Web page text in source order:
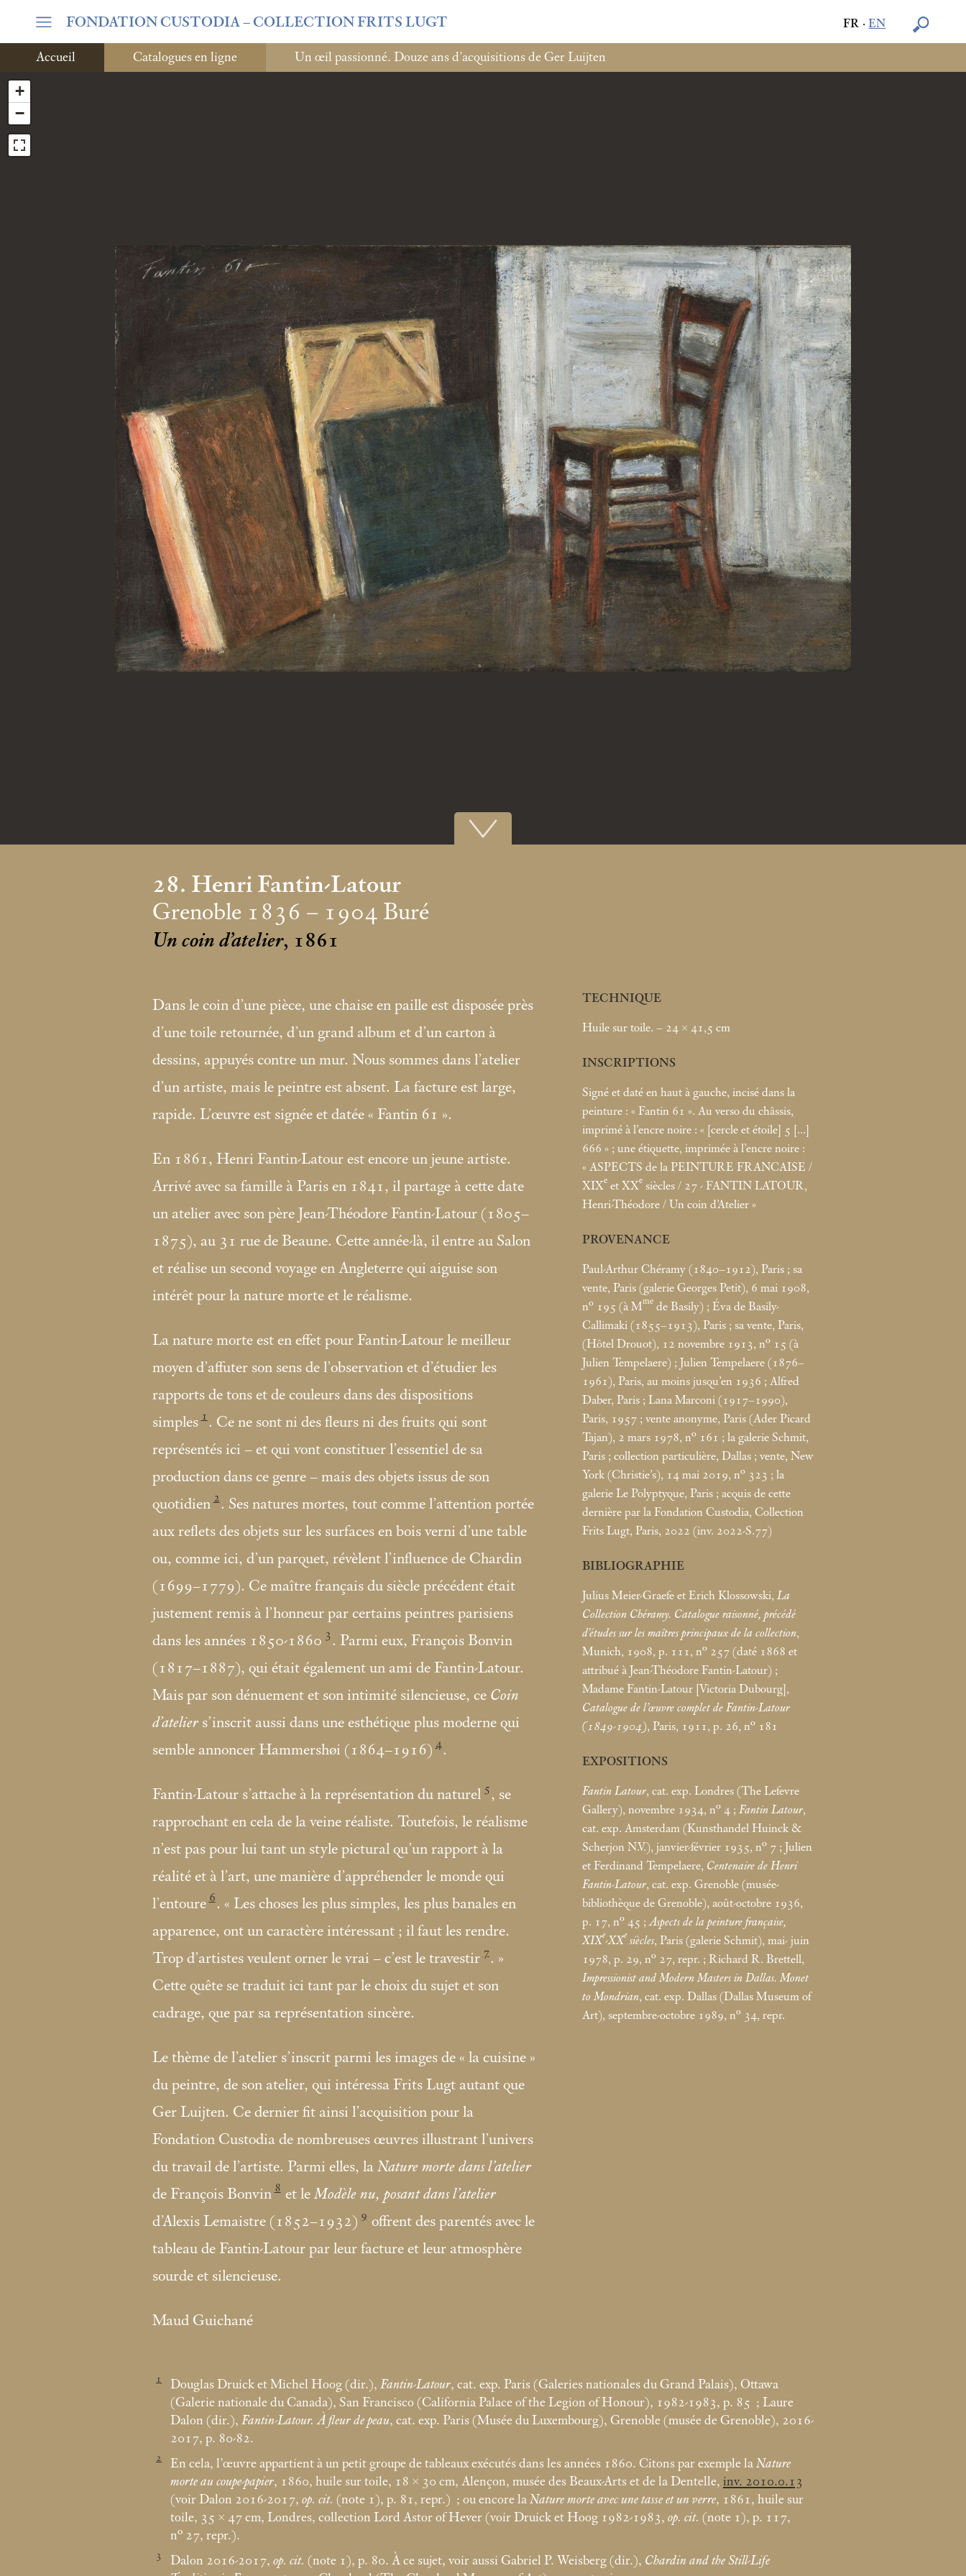
FR ·EN
FONDATION CUSTODIA– COLLECTION FRITS LUGT
Accueil Catalogues en ligne Un œil passionné. Douze ans d’acquisitions de Ger Luijten
+
−
28. Henri Fantin-Latour
Grenoble 1836 – 1904 Buré
Un coin d’atelier, 1861
Dans le coin d’une pièce, une chaise en paille est disposée près
d’une toile retournée, d’un grand album et d’un carton à
dessins, appuyés contre un mur. Nous sommes dans l’atelier
d’un artiste, mais le peintre est absent. La facture est large,
rapide. L’œuvre est signée et datée « Fantin 61 ».
En 1861, Henri Fantin-Latour est encore un jeune artiste.
Arrivé avec sa famille à Paris en 1841, il partage à cette date
un atelier avec son père Jean-Théodore Fantin-Latour (1805–
1875), au 31 rue de Beaune. Cette année-là, il entre au Salon
et réalise un second voyage en Angleterre qui aiguise son
intérêt pour la nature morte et le réalisme.
La nature morte est en effet pour Fantin-Latour le meilleur
moyen d’affuter son sens de l’observation et d’étudier les
rapports de tons et de couleurs dans des dispositions
simples 1 . Ce ne sont ni des fleurs ni des fruits qui sont
représentés ici – et qui vont constituer l’essentiel de sa
production dans ce genre – mais des objets issus de son
quotidien 2. Ses natures mortes, tout comme l’attention portée
aux reflets des objets sur les surfaces en bois verni d’une table
ou, comme ici, d’un parquet, révèlent l’influence de Chardin
(1699–1779). Ce maître français du siècle précédent était
justement remis à l’honneur par certains peintres parisiens
dans les années 1850-1860 3 . Parmi eux, François Bonvin
(1817–1887), qui était également un ami de Fantin-Latour.
Mais par son dénuement et son intimité silencieuse, ce Coin
d’ateliers’inscrit aussi dans une esthétique plus moderne qui
semble annoncer Hammershøi (1864–1916) 4.
Fantin-Latour s’attache à la représentation du naturel 5, se
rapprochant en cela de la veine réaliste. Toutefois, le réalisme
n’est pas pour lui tant un style pictural qu’un rapport à la
réalité et à l’art, une manière d’appréhender le monde qui
l’entoure 6. « Les choses les plus simples, les plus banales en
apparence, ont un caractère intéressant ; il faut les rendre.
Trop d’artistes veulent orner le vrai – c’est le travestir 7. »
Cette quête se traduit ici tant par le choix du sujet et son
cadrage, que par sa représentation sincère.
Le thème de l’atelier s’inscrit parmi les images de « la cuisine »
du peintre, de son atelier, qui intéressa Frits Lugt autant que
Ger Luijten. Ce dernier fit ainsi l’acquisition pour la
Fondation Custodia de nombreuses œuvres illustrant l’univers
du travail de l’artiste. Parmi elles, la Nature morte dans l’atelier
de François Bonvin 8 et leModèle nu, posant dans l’atelier
d’Alexis Lemaistre (1852–1932) 9 offrent des parentés avec le
tableau de Fantin-Latour par leur facture et leur atmosphère
sourde et silencieuse.
Maud Guichané
TECHNIQUE
Huile sur toile. – 24 × 41,5 cm
INSCRIPTIONS
Signé et daté en haut à gauche, incisé dans la
peinture : « Fantin 61 ». Au verso du châssis,
imprimé à l’encre noire : « [cercle et étoile] 5 [...]
666 » ; une étiquette, imprimée à l’encre noire :
« ASPECTS de la PEINTURE FRANCAISE /
XIXe et XXe siècles / 27 - FANTIN LATOUR,
Henri-Théodore / Un coin d’Atelier »
PROVENANCE
Paul-Arthur Chéramy (1840–1912), Paris ; sa
vente, Paris (galerie Georges Petit), 6 mai 1908,
n° 195 (à Mme de Basily) ; Éva de Basily-
Callimaki (1855–1913), Paris ; sa vente, Paris,
(Hôtel Drouot), 12 novembre 1913, n° 15 (à
Julien Tempelaere) ; Julien Tempelaere (1876–
1961), Paris, au moins jusqu’en 1936 ; Alfred
Daber, Paris ; Lana Marconi (1917–1990),
Paris, 1957 ; vente anonyme, Paris (Ader Picard
Tajan), 2 mars 1978, n° 161 ; la galerie Schmit,
Paris ; collection particulière, Dallas ; vente, New
York (Christie’s), 14 mai 2019, n° 323 ; la
galerie Le Polyptyque, Paris ; acquis de cette
dernière par la Fondation Custodia, Collection
Frits Lugt, Paris, 2022 (inv. 2022-S.77)
BIBLIOGRAPHIE
Julius Meier-Graefe et Erich Klossowski, La
Collection Chéramy. Catalogue raisonné, précédé
d’études sur les maîtres principaux de la collection,
Munich, 1908, p. 111, n° 257 (daté 1868 et
attribué à Jean-Théodore Fantin-Latour) ;
Madame Fantin-Latour [Victoria Dubourg],
Catalogue de l’œuvre complet de Fantin-Latour
(1849-1904), Paris, 1911, p. 26, n° 181
EXPOSITIONS
Fantin Latour, cat. exp. Londres (The Lefevre
Gallery), novembre 1934, n° 4 ; Fantin Latour,
cat. exp. Amsterdam (Kunsthandel Huinck &
Scherjon N.V.), janvier-février 1935, n° 7 ; Julien
et Ferdinand Tempelaere, Centenaire de Henri
Fantin-Latour, cat. exp. Grenoble (musée-
bibliothèque de Grenoble), août-octobre 1936,
p. 17, n° 45 ;Aspects de la peinture française,
XIXe-XXe siècles, Paris (galerie Schmit), mai- juin
1978, p. 29, n° 27, repr. ; Richard R. Brettell,
Impressionist and Modern Masters in Dallas. Monet
to Mondrian, cat. exp. Dallas (Dallas Museum of
Art), septembre-octobre 1989, n° 34, repr.
1 Douglas Druick et Michel Hoog (dir.), Fantin-Latour, cat. exp. Paris (Galeries nationales du Grand Palais), Ottawa
(Galerie nationale du Canada), San Francisco (California Palace of the Legion of Honour), 1982-1983, p. 85 ; Laure
Dalon (dir.), Fantin-Latour. À fleur de peau, cat. exp. Paris (Musée du Luxembourg), Grenoble (musée de Grenoble), 2016-
2017, p. 80-82.
2 En cela, l’œuvre appartient à un petit groupe de tableaux exécutés dans les années 1860. Citons par exemple la Nature
morte au coupe-papier, 1860, huile sur toile, 18 × 30 cm, Alençon, musée des Beaux-Arts et de la Dentelle, inv. 2010.0.13
(voir Dalon 2016-2017, op. cit. (note 1), p. 81, repr.) ; ou encore la Nature morte avec une tasse et un verre, 1861, huile sur
toile, 35 × 47 cm, Londres, collection Lord Astor of Hever (voir Druick et Hoog 1982-1983, op. cit. (note 1), p. 117,
n° 27, repr.).
3 Dalon 2016-2017, op. cit. (note 1), p. 80. À ce sujet, voir aussi Gabriel P. Weisberg (dir.), Chardin and the Still-Life